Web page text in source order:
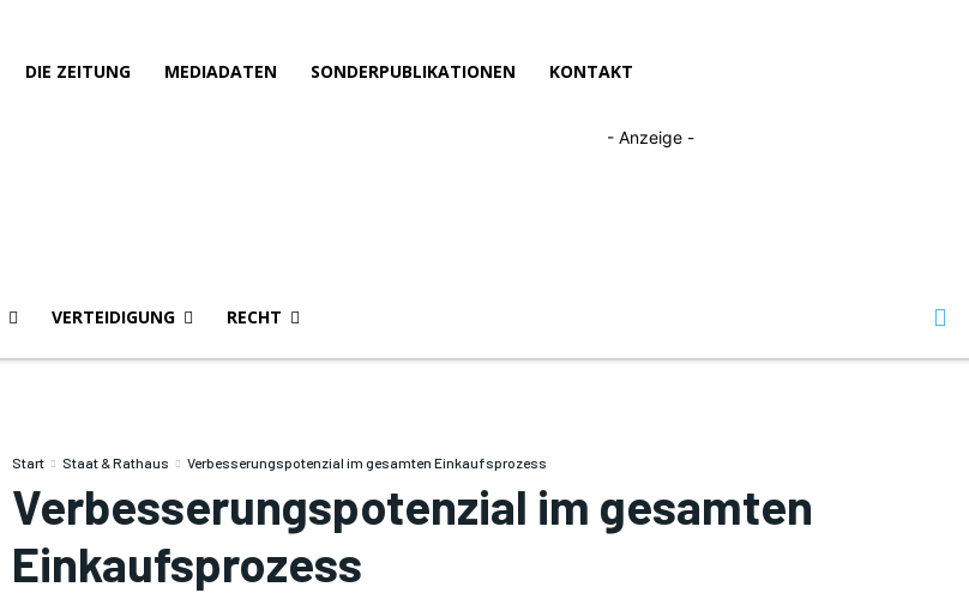
DIE ZEITUNG MEDIADATEN SONDERPUBLIKATIONEN KONTAKT
- Anzeige -
VERTEIDIGUNG RECHT
Start Staat & Rathaus Verbesserungspotenzial im gesamten Einkaufsprozess
Verbesserungspotenzial im gesamten
Einkaufsprozess